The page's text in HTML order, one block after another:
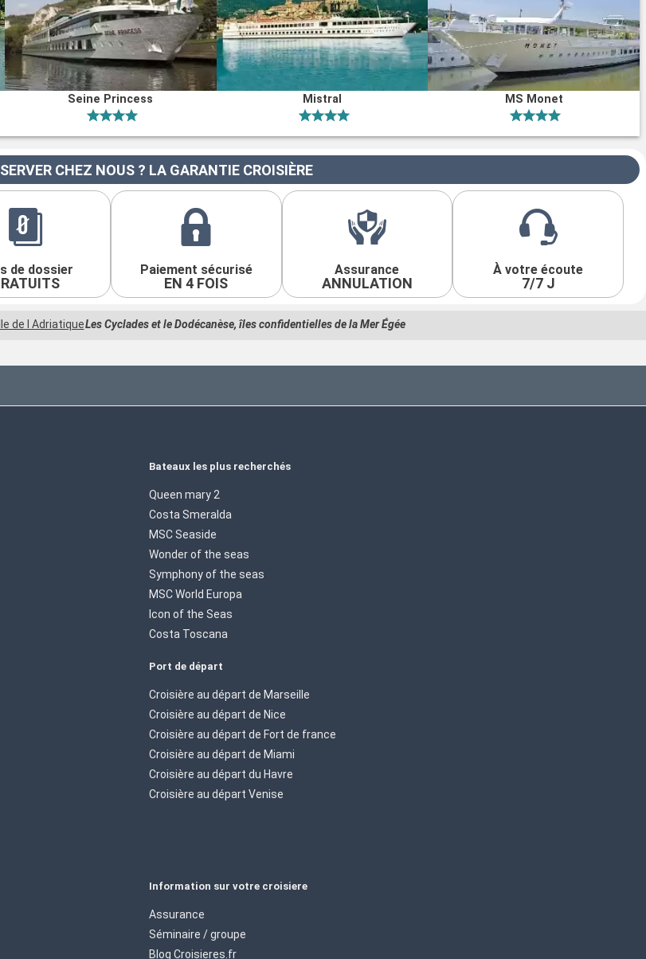
Seine Princess Mistral MS Monet
CHEZ NOUS ? LA GARANTIE CROISIÈRE
de dossier Paiement sécurisé
EN 4 FOIS
Assurance
ANNULATION
À votre écoute
7/7 J
de l AdriatiqueLes Cyclades et le Dodécanèse, îles confidentielles de la Mer Égée
Bateaux les plus recherchés
Queen mary 2
Costa Smeralda
MSC Seaside
Wonder of the seas
Symphony of the seas
MSC World Europa
Icon of the Seas
Costa Toscana
Port de départ
Croisière au départ de Marseille
Croisière au départ de Nice
Croisière au départ de Fort de france
Croisière au départ de Miami
Croisière au départ du Havre
Croisière au départ Venise
Information sur votre croisiere
Assurance
Séminaire / groupe
Blog Croisieres.fr